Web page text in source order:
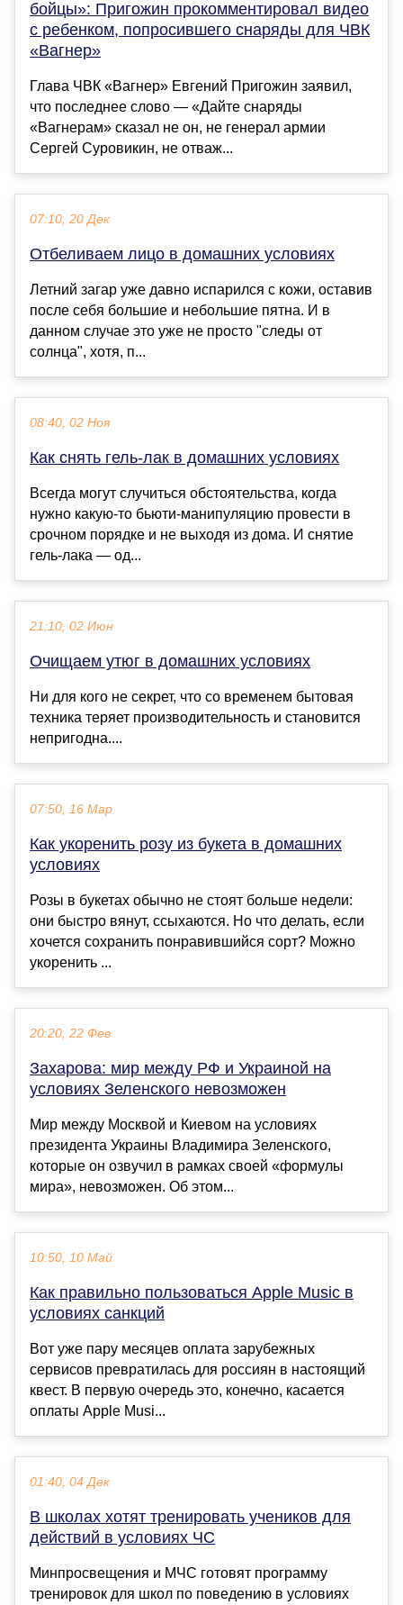
бойцы»: Пригожин прокомментировал видео
с ребенком, попросившего снаряды для ЧВК
«Вагнер»
Глава ЧВК «Вагнер» Евгений Пригожин заявил,
что последнее слово — «Дайте снаряды
«Вагнерам» сказал не он, не генерал армии
Сергей Суровикин, не отваж...
07:10, 20 Дек
Отбеливаем лицо в домашних условиях
Летний загар уже давно испарился с кожи, оставив
после себя большие и небольшие пятна. И в
данном случае это уже не просто "следы от
солнца", хотя, п...
08:40, 02 Ноя
Как снять гель-лак в домашних условиях
Всегда могут случиться обстоятельства, когда
нужно какую-то бьюти-манипуляцию провести в
срочном порядке и не выходя из дома. И снятие
гель-лака — од...
21:10, 02 Июн
Очищаем утюг в домашних условиях
Ни для кого не секрет, что со временем бытовая
техника теряет производительность и становится
непригодна....
07:50, 16 Мар
Как укоренить розу из букета в домашних
условиях
Розы в букетах обычно не стоят больше недели:
они быстро вянут, ссыхаются. Но что делать, если
хочется сохранить понравившийся сорт? Можно
укоренить ...
20:20, 22 Фев
Захарова: мир между РФ и Украиной на
условиях Зеленского невозможен
Мир между Москвой и Киевом на условиях
президента Украины Владимира Зеленского,
которые он озвучил в рамках своей «формулы
мира», невозможен. Об этом...
10:50, 10 Май
Как правильно пользоваться Apple Music в
условиях санкций
Вот уже пару месяцев оплата зарубежных
сервисов превратилась для россиян в настоящий
квест. В первую очередь это, конечно, касается
оплаты Apple Musi...
01:40, 04 Дек
В школах хотят тренировать учеников для
действий в условиях ЧС
Минпросвещения и МЧС готовят программу
тренировок для школ по поведению в условиях